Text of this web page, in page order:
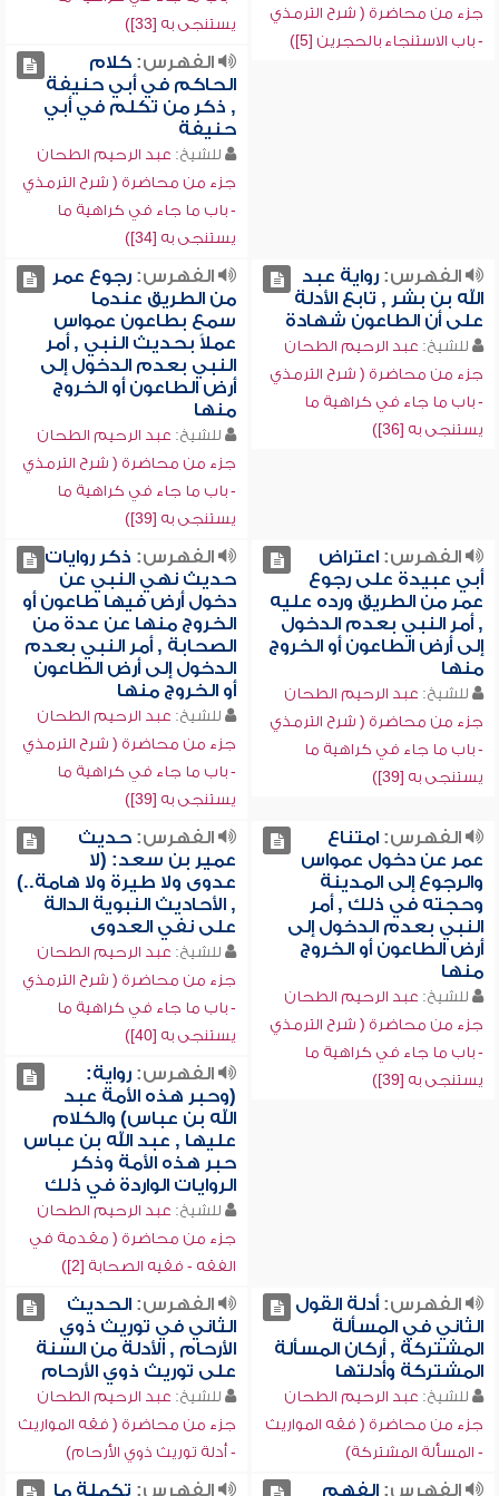
جزء من محاضرة ( شرح الترمذي
- باب الاستنجاء بالحجرين [5])
يستنجى به [33])
الفهرس:كلام
الحاكم في أبي حنيفة
, ذكر من تكلم في أبي
حنيفة
للشيخ: عبد الرحيم الطحان
جزء من محاضرة ( شرح الترمذي
- باب ما جاء في كراهية ما
يستنجى به [34])
الفهرس:رواية عبد
الله بن بشر , تابع الأدلة
على أن الطاعون شهادة
للشيخ: عبد الرحيم الطحان
جزء من محاضرة ( شرح الترمذي
- باب ما جاء في كراهية ما
يستنجى به [36])
الفهرس:رجوع عمر
من الطريق عندما
سمع بطاعون عمواس
عملاً بحديث النبي , أمر
النبي بعدم الدخول إلى
أرض الطاعون أو الخروج
منها
للشيخ: عبد الرحيم الطحان
جزء من محاضرة ( شرح الترمذي
- باب ما جاء في كراهية ما
يستنجى به [39])
الفهرس:اعتراض
أبي عبيدة على رجوع
عمر من الطريق ورده عليه
, أمر النبي بعدم الدخول
إلى أرض الطاعون أو الخروج
منها
للشيخ: عبد الرحيم الطحان
جزء من محاضرة ( شرح الترمذي
- باب ما جاء في كراهية ما
يستنجى به [39])
الفهرس: ذكر روايات
حديث نهي النبي عن
دخول أرض فيها طاعون أو
الخروج منها عن عدة من
الصحابة , أمر النبي بعدم
الدخول إلى أرض الطاعون
أو الخروج منها
للشيخ: عبد الرحيم الطحان
جزء من محاضرة ( شرح الترمذي
- باب ما جاء في كراهية ما
يستنجى به [39])
الفهرس:امتناع
عمر عن دخول عمواس
والرجوع إلى المدينة
وحجته في ذلك , أمر
النبي بعدم الدخول إلى
أرض الطاعون أو الخروج
منها
للشيخ: عبد الرحيم الطحان
جزء من محاضرة ( شرح الترمذي
- باب ما جاء في كراهية ما
يستنجى به [39])
الفهرس:حديث
عمير بن سعد: (لا
عدوى ولا طيرة ولا هامة..)
, الأحاديث النبوية الدالة
على نفي العدوى
للشيخ: عبد الرحيم الطحان
جزء من محاضرة ( شرح الترمذي
- باب ما جاء في كراهية ما
يستنجى به [40])
الفهرس:رواية:
(وحبر هذه الأمة عبد
الله بن عباس) والكلام
عليها , عبد الله بن عباس
حبر هذه الأمة وذكر
الروايات الواردة في ذلك
للشيخ: عبد الرحيم الطحان
جزء من محاضرة ( مقدمة في
الفقه - فقيه الصحابة [2])
الفهرس:أدلة القول
الثاني في المسألة
المشتركة , أركان المسألة
المشتركة وأدلتها
للشيخ: عبد الرحيم الطحان
جزء من محاضرة ( فقه المواريث
- المسألة المشتركة)
الفهرس:الحديث
الثاني في توريث ذوي
الأرحام , الأدلة من السنة
على توريث ذوي الأرحام
للشيخ: عبد الرحيم الطحان
جزء من محاضرة ( فقه المواريث
- أدلة توريث ذوي الأرحام)
الفهرس:الفهم الفهرس: تكملة ما